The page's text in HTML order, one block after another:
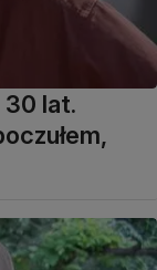
30 lat.